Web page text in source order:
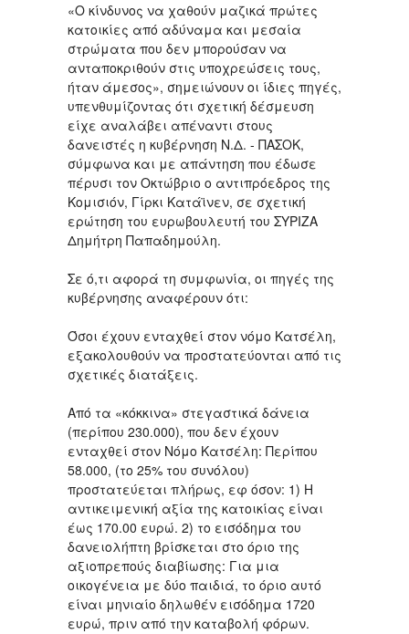
«Ο κίνδυνος να χαθούν μαζικά πρώτες
κατοικίες από αδύναμα και μεσαία
στρώματα που δεν μπορούσαν να
ανταποκριθούν στις υποχρεώσεις τους,
ήταν άμεσος», σημειώνουν οι ίδιες πηγές,
υπενθυμίζοντας ότι σχετική δέσμευση
είχε αναλάβει απέναντι στους
δανειστές η κυβέρνηση Ν.Δ. - ΠΑΣΟΚ,
σύμφωνα και με απάντηση που έδωσε
πέρυσι τον Οκτώβριο ο αντιπρόεδρος της
Κομισιόν, Γίρκι Κατάϊνεν, σε σχετική
ερώτηση του ευρωβουλευτή του ΣΥΡΙΖΑ
Δημήτρη Παπαδημούλη.
Σε ό,τι αφορά τη συμφωνία, οι πηγές της
κυβέρνησης αναφέρουν ότι:
Όσοι έχουν ενταχθεί στον νόμο Κατσέλη,
εξακολουθούν να προστατεύονται από τις
σχετικές διατάξεις.
Από τα «κόκκινα» στεγαστικά δάνεια
(περίπου 230.000), που δεν έχουν
ενταχθεί στον Νόμο Κατσέλη: Περίπου
58.000, (το 25% του συνόλου)
προστατεύεται πλήρως, εφ όσον: 1) Η
αντικειμενική αξία της κατοικίας είναι
έως 170.00 ευρώ. 2) το εισόδημα του
δανειολήπτη βρίσκεται στο όριο της
αξιοπρεπούς διαβίωσης: Για μια
οικογένεια με δύο παιδιά, το όριο αυτό
είναι μηνιαίο δηλωθέν εισόδημα 1720
ευρώ, πριν από την καταβολή φόρων.